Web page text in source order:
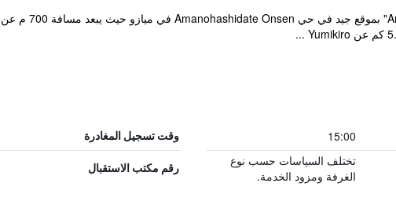
15:00 وقت تسجيل المغادرة
تختلف السياسات حسب نوع
الغرفة ومزود الخدمة.
رقم مكتب الاستقبال